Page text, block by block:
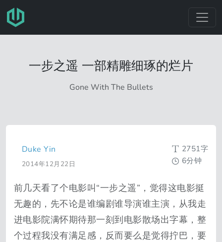
跳转至主要内容
一步之遥 一部精雕细琢的烂片
Gone With The Bullets
Duke Yin
2014年12月22日
2751字
6分钟
前几天看了个电影叫“一步之遥”，觉得这电影挺
无趣的，先不论是谁编剧谁导演谁主演，从我走
进电影院满怀期待那一刻到电影散场出字幕，整
个过程我没有满足感，反而要么是觉得拧巴，要